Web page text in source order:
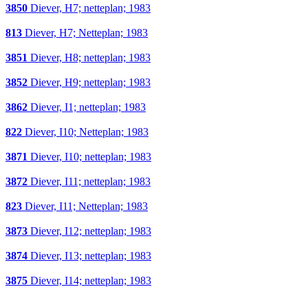
3850 Diever, H7; netteplan; 1983
813 Diever, H7; Netteplan; 1983
3851 Diever, H8; netteplan; 1983
3852 Diever, H9; netteplan; 1983
3862 Diever, I1; netteplan; 1983
822 Diever, I10; Netteplan; 1983
3871 Diever, I10; netteplan; 1983
3872 Diever, I11; netteplan; 1983
823 Diever, I11; Netteplan; 1983
3873 Diever, I12; netteplan; 1983
3874 Diever, I13; netteplan; 1983
3875 Diever, I14; netteplan; 1983